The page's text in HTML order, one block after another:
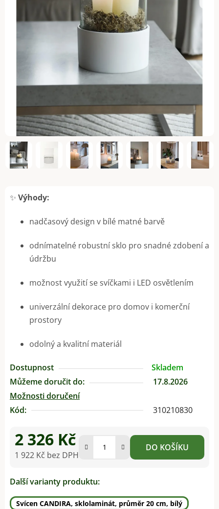
✨ Výhody:
nadčasový design v bílé matné barvě
odnímatelné robustní sklo pro snadné zdobení a
údržbu
možnost využití se svíčkami i LED osvětlením
univerzální dekorace pro domov i komerční
prostory
odolný a kvalitní materiál
Dostupnost
Skladem
Můžeme doručit do:
17.8.2026
Možnosti doručení
Kód:
310210830
2 326 Kč
1 922 Kč bez DPH
DO KOŠÍKU
Další varianty produktu:
Svícen CANDIRA, sklolaminát, průměr 20 cm, bílý